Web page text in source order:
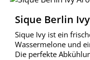
Sique Berlin
Sique Ivy ist ein
Wassermelone und
Die perfekte